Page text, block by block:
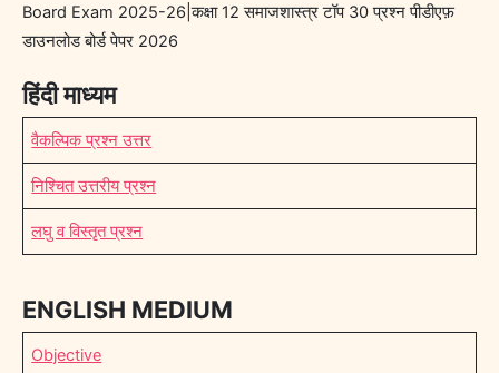
Board Exam 2025-26|कक्षा 12 समाजशास्त्र टॉप 30 प्रश्न पीडीएफ़
डाउनलोड बोर्ड पेपर 2026
हिंदी माध्यम
वैकल्पिक प्रश्न उत्तर
निश्चित उत्तरीय प्रश्न
लघु व विस्तृत प्रश्न
ENGLISH MEDIUM
Objective